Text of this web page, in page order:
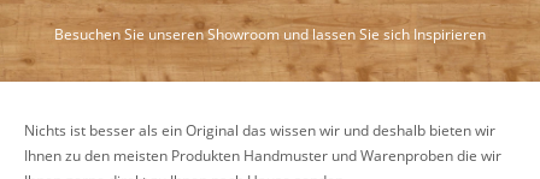
Besuchen Sie unseren Showroom und lassen Sie sich Inspirieren
Nichts ist besser als ein Original das wissen wir und deshalb bieten wir
Ihnen zu den meisten Produkten Handmuster und Warenproben die wir